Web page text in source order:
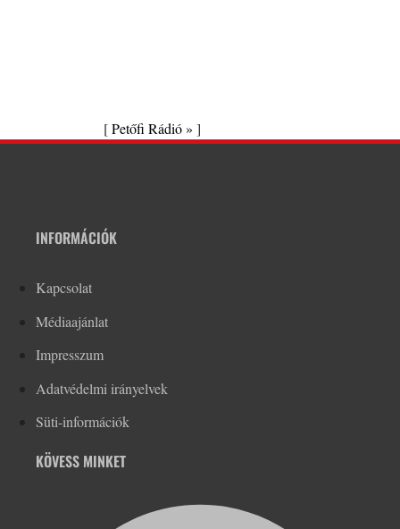
[Petőfi Rádió » ]
INFORMÁCIÓK
Kapcsolat
Médiaajánlat
Impresszum
Adatvédelmi irányelvek
Süti-információk
KÖVESS MINKET